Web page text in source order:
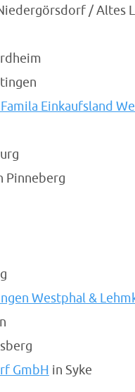
/ Altes
Einkaufsland
Pinneberg
Westphal &
GmbH in Syke